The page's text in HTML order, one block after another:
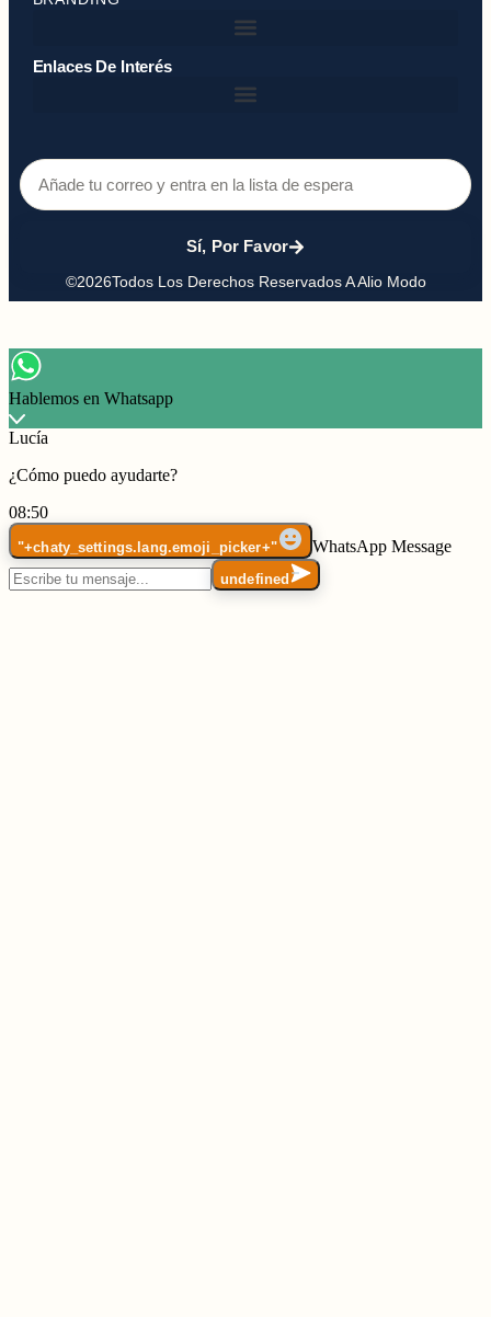
Enlaces De Interés
Sí, Por Favor
©2026Todos Los Derechos Reservados A Alio Modo
Hablemos en Whatsapp
Lucía
¿Cómo puedo ayudarte?
08:50
"+chaty_settings.lang.emoji_picker+" WhatsApp Message
undefined